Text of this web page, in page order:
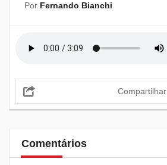
Por Fernando Bianchi
Compartilhar
Comentários